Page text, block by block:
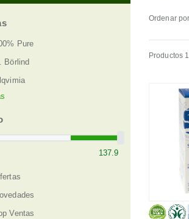
Pure
Börlind
Organics
Masters Organics
Ventas
Ordenar
Productos